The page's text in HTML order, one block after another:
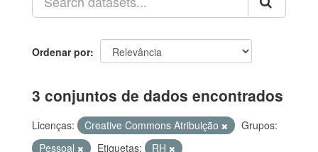
Ordenar por
3 conjuntos de dados encontrados
Licenças: Creative Commons Atribuição
Grupos:
Pessoal
Etiquetas:
RH